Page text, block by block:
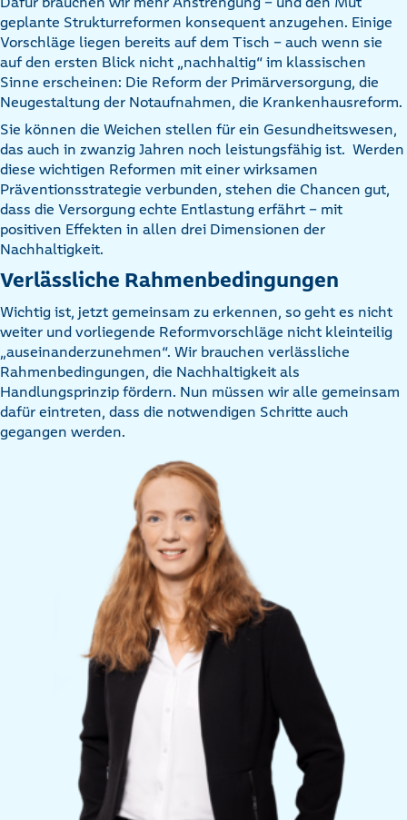
geplante Strukturreformen konsequent anzugehen. Einige
Vorschläge liegen bereits auf dem Tisch – auch wenn sie
auf den ersten Blick nicht „nachhaltig“ im klassischen
Sinne erscheinen: Die Reform der Primärversorgung, die
Neugestaltung der Notaufnahmen, die Krankenhausreform.
Sie können die Weichen stellen für ein Gesundheitswesen,
das auch in zwanzig Jahren noch leistungsfähig ist. Werden
diese wichtigen Reformen mit einer wirksamen
Präventionsstrategie verbunden, stehen die Chancen gut,
dass die Versorgung echte Entlastung erfährt – mit
positiven Effekten in allen drei Dimensionen der
Nachhaltigkeit.
Verlässliche Rahmenbedingungen
Wichtig ist, jetzt gemeinsam zu erkennen, so geht es nicht
weiter und vorliegende Reformvorschläge nicht kleinteilig
„auseinanderzunehmen“. Wir brauchen verlässliche
Rahmenbedingungen, die Nachhaltigkeit als
Handlungsprinzip fördern. Nun müssen wir alle gemeinsam
dafür eintreten, dass die notwendigen Schritte auch
gegangen werden.